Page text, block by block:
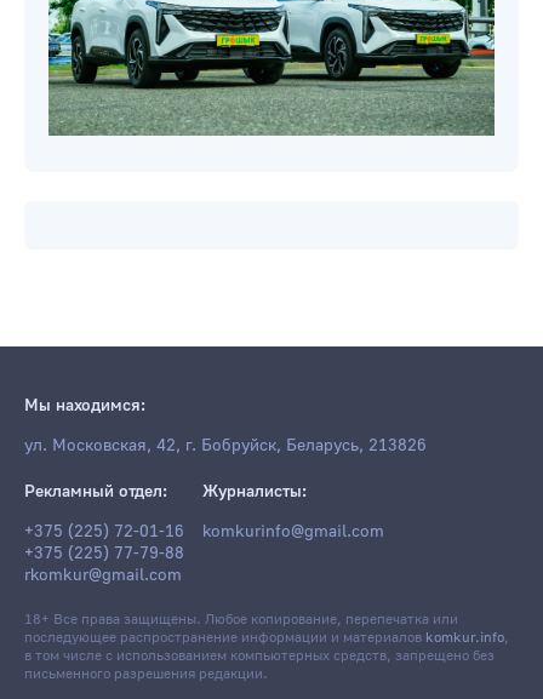
Мы находимся:
ул. Московская, 42, г. Бобруйск, Беларусь, 213826
Рекламный отдел:
Журналисты: